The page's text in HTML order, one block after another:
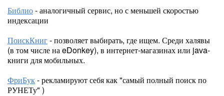
Библио- аналогичный сервис, но с меньшей скоростью
индексации
ПоискКниг- позволяет выбирать, где ищем. Среди халявы
(в том числе на eDonkey), в интернет-магазинах или java-
книги для мобильных.
ФриБук- рекламируют себя как "самый полный поиск по
РУНЕТу" )